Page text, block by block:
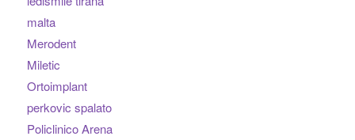
malta
Merodent
Miletic
Ortoimplant
perkovic spalato
Policlinico Arena